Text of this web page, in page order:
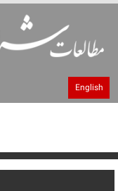
English